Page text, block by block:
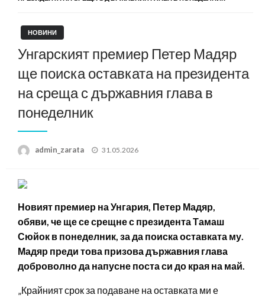
НОВИНИ
Унгарският премиер Петер Мадяр
ще поиска оставката на президента
на среща с държавния глава в
понеделник
admin_zarata
Posted
31.05.2026
Новият премиер на Унгария, Петер Мадяр,
обяви, че ще се срещне с президента Тамаш
Сюйок в понеделник, за да поиска оставката му.
Мадяр преди това призова държавния глава
доброволно да напусне поста си до края на май.
„Крайният срок за подаване на оставката ми е